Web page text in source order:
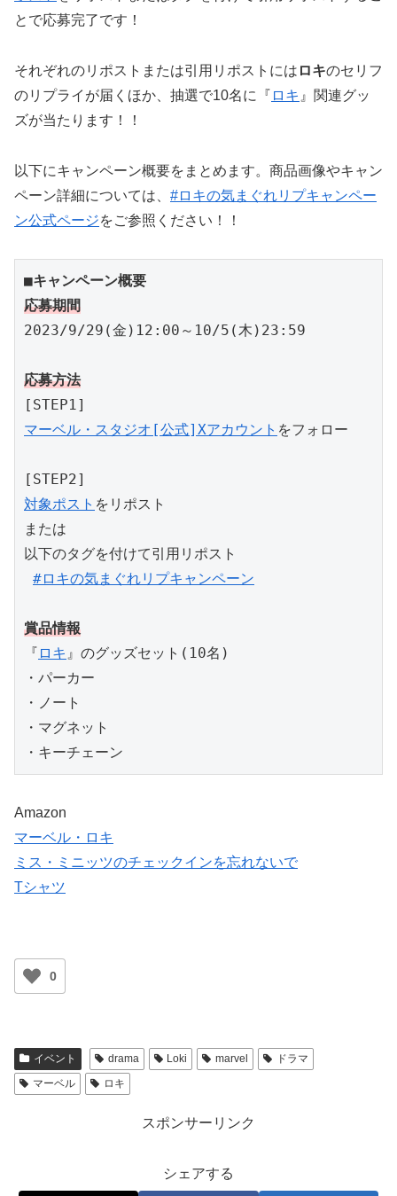
とで応募完了です！
それぞれのリポストまたは引用リポストには ロキのセリフ
のリプライが届くほか、抽選で10名に『 ロキ 』関連グッ
ズが当たります！！
以下にキャンペーン概要をまとめます。商品画像やキャン
ペーン詳細については、 #ロキの気まぐれリプキャンペー
ン公式ページをご参照ください！！
■キャンペーン概要
応募期間
2023/9/29(金)12:00～10/5(木)23:59
応募方法
マーベル・スタジオ[公式]Xアカウント をフォロー
対象ポスト をリポスト
または
以下のタグを付けて引用リポスト
#ロキの気まぐれリプキャンペーン
賞品情報
『 ロキ 』のグッズセット(10名)
・パーカー
・ノート
・マグネット
・キーチェーン
Amazon
マーベル・ロキ
ミス・ミニッツのチェックインを忘れないで
Tシャツ
0
イベント drama Loki marvel
ドラマ
マーベル
ロキ
スポンサーリンク
シェアする